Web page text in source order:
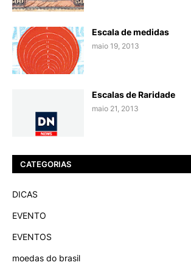
Escala de medidas
maio 19, 2013
Escalas de Raridade
maio 21, 2013
CATEGORIAS
DICAS
EVENTO
EVENTOS
moedas do brasil